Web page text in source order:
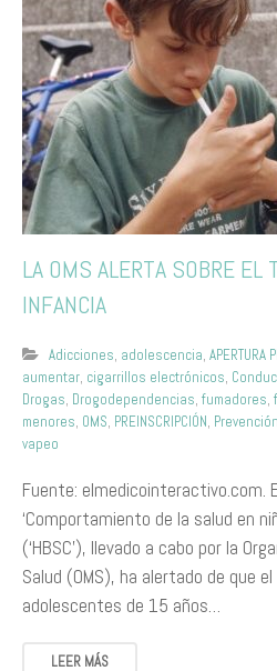
LA OMS ALERTA SOBRE EL
INFANCIA
Adicciones, adolescencia, APERTURA
aumentar, cigarrillos electrónicos,
Drogas, Drogodependencias, fumadores,
menores, OMS, PREINSCRIPCIÓN, Prevención
vapeo
Fuente: elmedicointeractivo.com.
‘Comportamiento de la salud en
(‘HBSC’), llevado a cabo por la
Salud (OMS), ha alertado de que
adolescentes de 15 años…
LEER MÁS